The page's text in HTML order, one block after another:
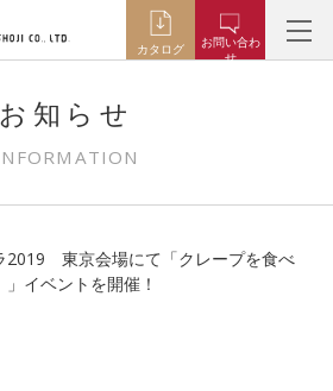
カタログ
お問い合わ
せ
お知らせ
2019 東京会場にて「クレープを食べ
イベントを開催！